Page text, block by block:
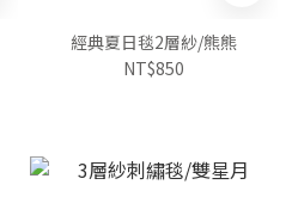
經典夏日毯2層紗/熊熊
NT$850